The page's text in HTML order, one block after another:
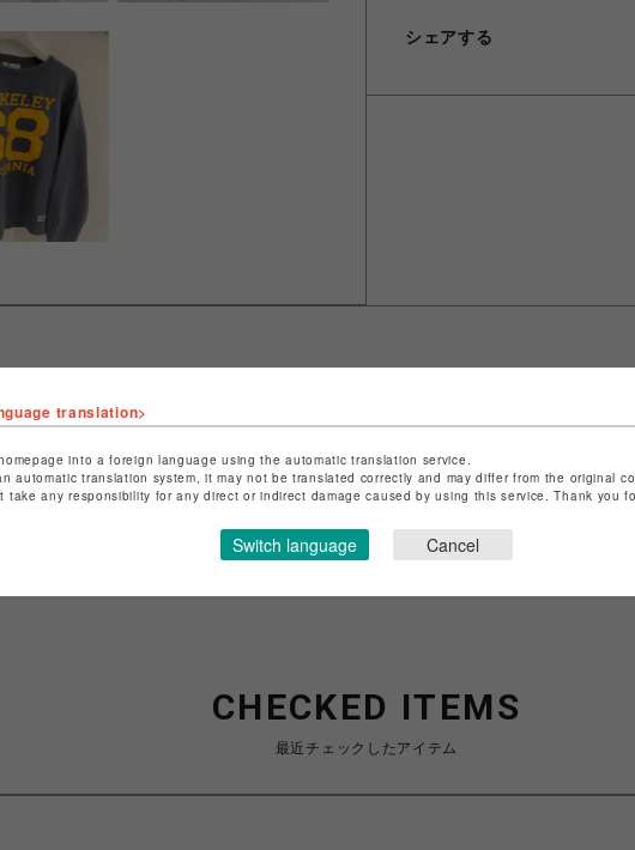
シェアする
ショップ名
特定商取引法など法令に基づく表記はこちら
ショップお問い合わせはこちら
CHECKED ITEMS
最近チェックしたアイテム
translation>
into a foreign language using the automatic translation service.
automatic translation system, it may not be translated correctly and may differ from the original
take any responsibility for any direct or indirect damage caused by using this service. Thank you
Switch language Cancel